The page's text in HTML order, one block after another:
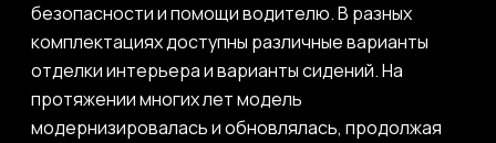
безопасности и помощи водителю. В разных
комплектациях доступны различные варианты
отделки интерьера и варианты сидений. На
протяжении многих лет модель
модернизировалась и обновлялась, продолжая